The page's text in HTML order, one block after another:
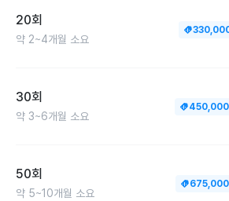
20회
약 2~4개월 소요
30회
약 3~6개월 소요
450,000
50회
약 5~10개월 소요
675,000